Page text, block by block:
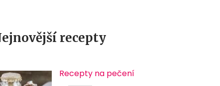
recepty
Recepty na pečení